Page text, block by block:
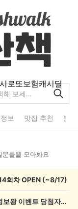
로또보험캐시딜
보 맛집 추천 분
들을 모아봐요
회차 OPEN (~8/17)
💰[당첨자 발표] 26회차 우리 동네 정보왕 이벤트 당첨자를 발표합니다!